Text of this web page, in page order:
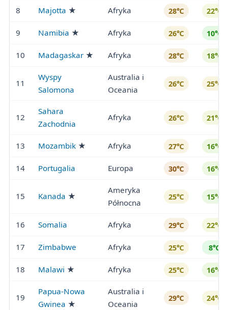
8 Majotta ★ Afryka 28℃ 22℃
9 Namibia ★ Afryka 26℃ 10℃
10 Madagaskar ★ Afryka 28℃ 18℃
11
Wyspy
Salomona
Australia i
Oceania
26℃ 25℃
12
Sahara
Zachodnia
Afryka 26℃ 21℃
13 Mozambik ★ Afryka 27℃ 16℃
14 Portugalia Europa 30℃ 16℃
15 Kanada ★
Ameryka
Północna
25℃ 15℃
16 Somalia Afryka 29℃ 22℃
17 Zimbabwe Afryka 25℃ 8℃
18 Malawi ★ Afryka 25℃ 16℃
19
Papua-Nowa
Gwinea ★
Australia i
Oceania
29℃ 24℃